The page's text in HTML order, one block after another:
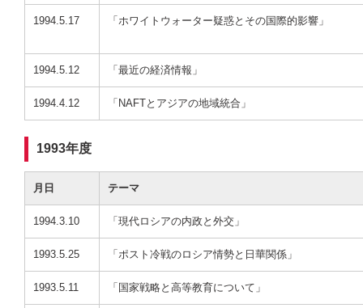
1994.5.17 「ホワイトウォーター疑惑とその国際的影響」
1994.5.12 「最近の経済情報」
1994.4.12 「NAFTとアジアの地域統合」
1993年度
月日 テーマ
1994.3.10 「現代ロシアの内政と外交」
1993.5.25 「ポスト冷戦のロシア情勢と日華関係」
1993.5.11 「国家戦略と高等教育について」